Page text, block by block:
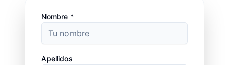
Nombre *
Apellidos